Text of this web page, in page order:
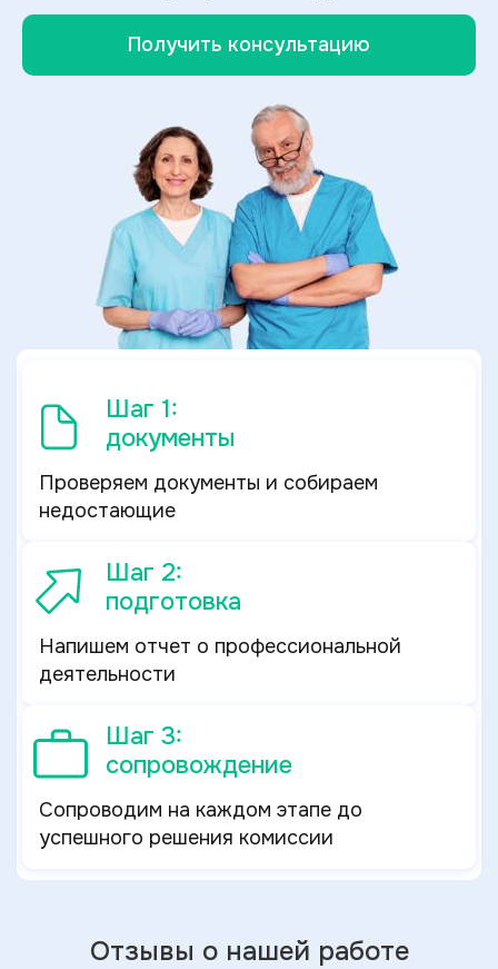
Получить консультацию
Шаг 1:
документы
Проверяем документы и собираем
недостающие
Шаг 2:
подготовка
Напишем отчет о профессиональной
деятельности
Шаг 3:
сопровождение
Сопроводим на каждом этапе до
успешного решения комиссии
Отзывы о нашей работе